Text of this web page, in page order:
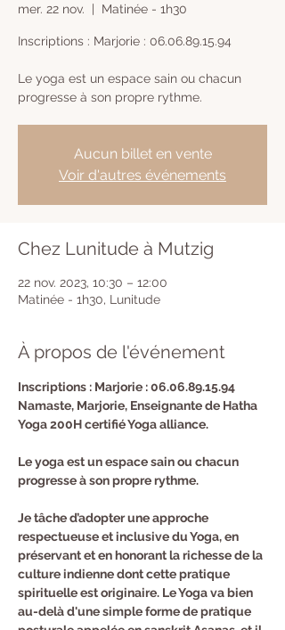
mer. 22 nov. Matinée - 1h30
Inscriptions : Marjorie : 06.06.89.15.94
Le yoga est un espace sain ou chacun
progresse à son propre rythme.
Aucun billet en vente
Voir d'autres événements
Chez Lunitude à Mutzig
22 nov. 2023, 10:30 – 12:00
Matinée - 1h30, Lunitude
À propos de l'événement
Inscriptions : Marjorie : 06.06.89.15.94
Namaste, Marjorie, Enseignante de Hatha
Yoga 200H certifié Yoga alliance.
Le yoga est un espace sain ou chacun
progresse à son propre rythme.
Je tâche d’adopter une approche
respectueuse et inclusive du Yoga, en
préservant et en honorant la richesse de la
culture indienne dont cette pratique
spirituelle est originaire. Le Yoga va bien
au-delà d'une simple forme de pratique